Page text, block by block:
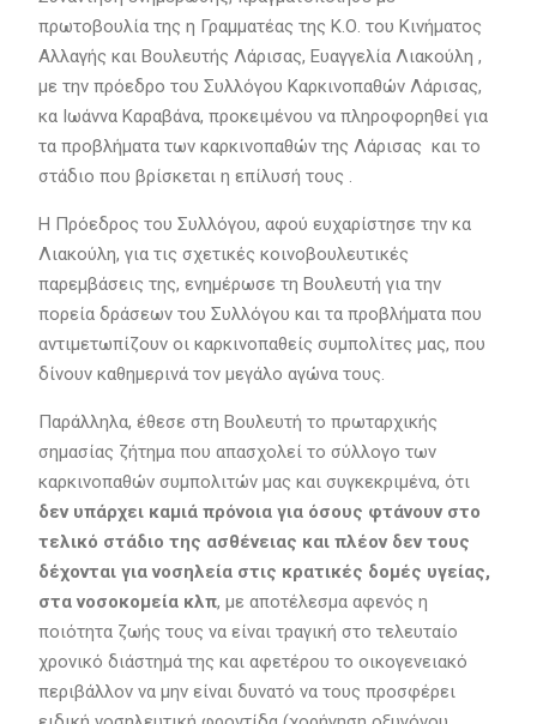
πρωτοβουλία της η Γραμματέας της Κ.Ο. του Κινήματος
Αλλαγής και Βουλευτής Λάρισας, Ευαγγελία Λιακούλη ,
με την πρόεδρο του Συλλόγου Καρκινοπαθών Λάρισας,
κα Ιωάννα Καραβάνα, προκειμένου να πληροφορηθεί για
τα προβλήματα των καρκινοπαθών της Λάρισας και το
στάδιο που βρίσκεται η επίλυσή τους .
Η Πρόεδρος του Συλλόγου, αφού ευχαρίστησε την κα
Λιακούλη, για τις σχετικές κοινοβουλευτικές
παρεμβάσεις της, ενημέρωσε τη Βουλευτή για την
πορεία δράσεων του Συλλόγου και τα προβλήματα που
αντιμετωπίζουν οι καρκινοπαθείς συμπολίτες μας, που
δίνουν καθημερινά τον μεγάλο αγώνα τους.
Παράλληλα, έθεσε στη Βουλευτή το πρωταρχικής
σημασίας ζήτημα που απασχολεί το σύλλογο των
καρκινοπαθών συμπολιτών μας και συγκεκριμένα, ότι
δεν υπάρχει καμιά πρόνοια για όσους φτάνουν στο
τελικό στάδιο της ασθένειας και πλέον δεν τους
δέχονται για νοσηλεία στις κρατικές δομές υγείας,
στα νοσοκομεία κλπ, με αποτέλεσμα αφενός η
ποιότητα ζωής τους να είναι τραγική στο τελευταίο
χρονικό διάστημά της και αφετέρου το οικογενειακό
περιβάλλον να μην είναι δυνατό να τους προσφέρει